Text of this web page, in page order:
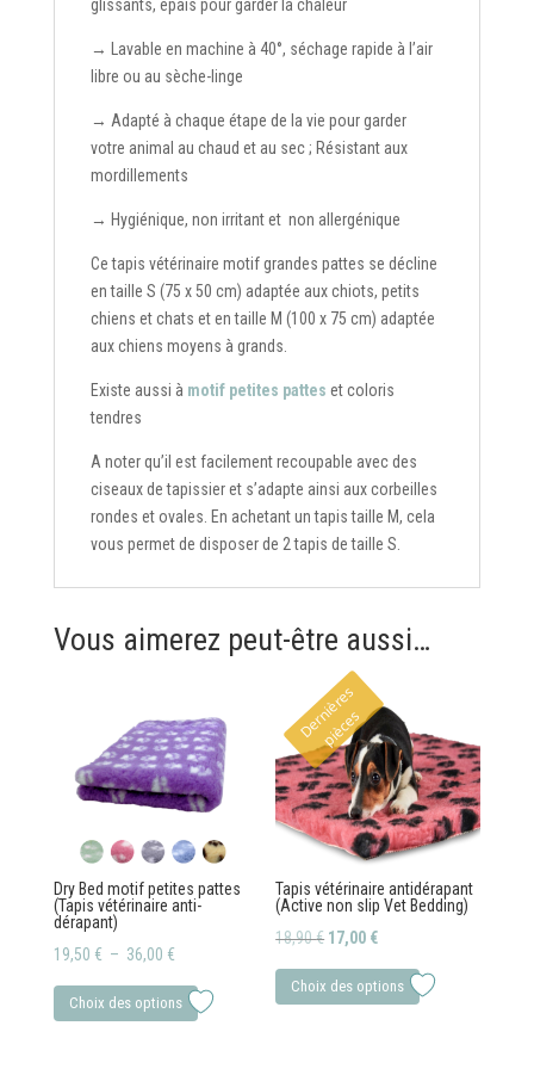
glissants, épais pour garder la chaleur
→ Lavable en machine à 40°, séchage rapide à l’air
libre ou au sèche-linge
→ Adapté à chaque étape de la vie pour garder
votre animal au chaud et au sec ; Résistant aux
mordillements
→ Hygiénique, non irritant et non allergénique
Ce tapis vétérinaire motif grandes pattes se décline
en taille S (75 x 50 cm) adaptée aux chiots, petits
chiens et chats et en taille M (100 x 75 cm) adaptée
aux chiens moyens à grands.
Existe aussi à motif petites pattes et coloris
tendres
A noter qu’il est facilement recoupable avec des
ciseaux de tapissier et s’adapte ainsi aux corbeilles
rondes et ovales. En achetant un tapis taille M, cela
vous permet de disposer de 2 tapis de taille S.
Vous aimerez peut-être aussi…
Dry Bed motif petites pattes
(Tapis vétérinaire anti-
dérapant)
19,50 € – 36,00 €Plage
de
prix :
Choix des options
produit
D
e
r
n
i
è
r
e
s
p
i
è
c
e
s
Tapis vétérinaire antidérapant
(Active non slip Vet Bedding)
18,90€ Le
prix
17,00 €Le
prix
actuel
Choix des options